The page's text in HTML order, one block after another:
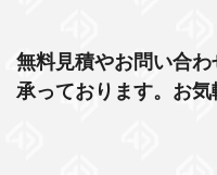
無料見積やお問い合
承っております。お気